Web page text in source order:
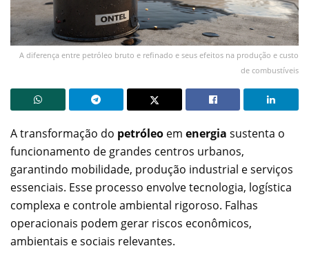
A diferença entre petróleo bruto e refinado e seus efeitos na produção e custo
de combustíveis
A transformação do petróleo em energia sustenta o
funcionamento de grandes centros urbanos,
garantindo mobilidade, produção industrial e serviços
essenciais. Esse processo envolve tecnologia, logística
complexa e controle ambiental rigoroso. Falhas
operacionais podem gerar riscos econômicos,
ambientais e sociais relevantes.